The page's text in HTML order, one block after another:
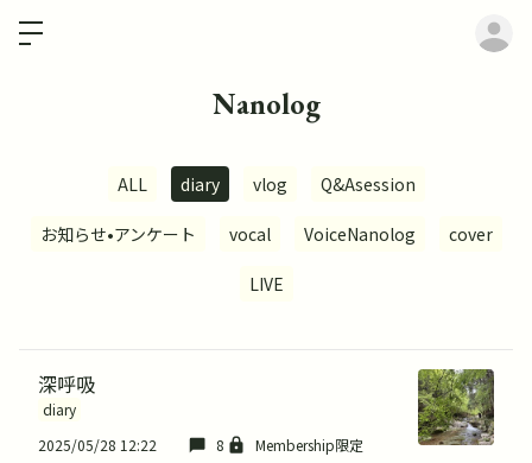
Nanolog
ALL diary vlog Q&Asession
お知らせ•アンケート vocal VoiceNanolog cover
LIVE
深呼吸
diary
2025/05/28 12:22
8 Membership限定